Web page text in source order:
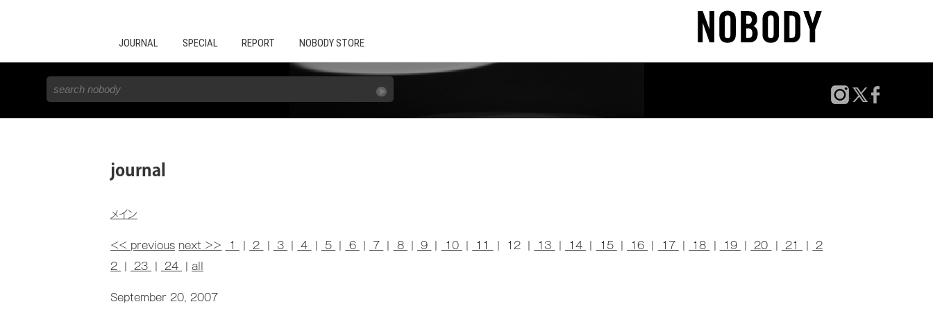
JOURNAL SPECIAL REPORT NOBODY STORE
journal
メイン
<< previous next >> 1 2 3 4 5 6 7 8 9 10 11 | 12 | 13 14 15 16 17 18 19 20 21
2
2
23 24 all
September 20, 2007